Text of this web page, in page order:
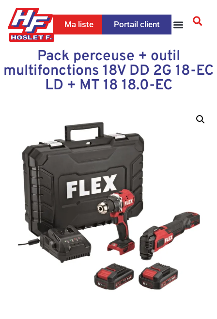
Ma liste Portail client
Pack perceuse + outil
multifonctions 18V DD 2G 18-EC
LD + MT 18 18.0-EC